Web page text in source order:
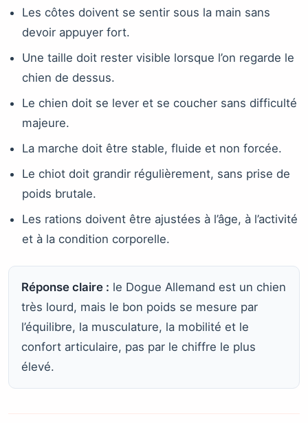
Les côtes doivent se sentir sous la main sans
devoir appuyer fort.
Une taille doit rester visible lorsque l’on regarde le
chien de dessus.
Le chien doit se lever et se coucher sans difficulté
majeure.
La marche doit être stable, fluide et non forcée.
Le chiot doit grandir régulièrement, sans prise de
poids brutale.
Les rations doivent être ajustées à l’âge, à l’activité
et à la condition corporelle.
Réponse claire : le Dogue Allemand est un chien
très lourd, mais le bon poids se mesure par
l’équilibre, la musculature, la mobilité et le
confort articulaire, pas par le chiffre le plus
élevé.